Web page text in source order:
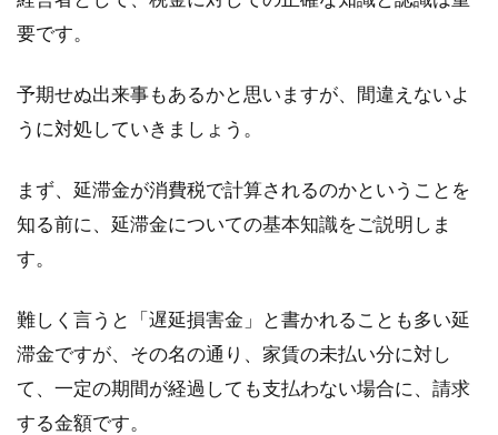
ブログから学ぼう！
て、銀行や保証会社が差し押さえの手続きをす
マンションの窓にある三角のマー
ク！これは何を意味してる？
高層マンションなどの窓に、三角のマークがつ
要です。
予期せぬ出来事もあるかと思いますが、間違えないよ
うに対処していきましょう。
まず、延滞金が消費税で計算されるのかということを
知る前に、延滞金についての基本知識をご説明しま
す。
難しく言うと「遅延損害金」と書かれることも多い延
滞金ですが、その名の通り、家賃の未払い分に対し
て、一定の期間が経過しても支払わない場合に、請求
する金額です。